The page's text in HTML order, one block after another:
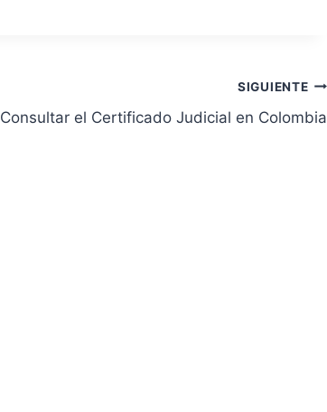
SIGUIENTE
Consultar el Certificado Judicial en Colombia